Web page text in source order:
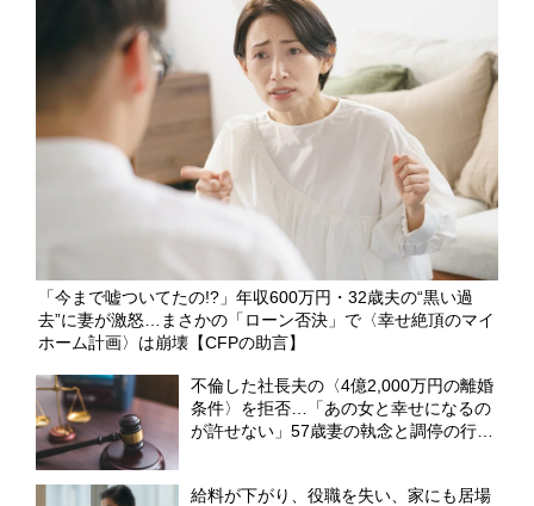
「今まで嘘ついてたの!?」年収600万円・32歳夫の“黒い過
去”に妻が激怒…まさかの「ローン否決」で〈幸せ絶頂のマイ
ホーム計画〉は崩壊【CFPの助言】
不倫した社長夫の〈4億2,000万円の離婚
条件〉を拒否…「あの女と幸せになるの
が許せない」57歳妻の執念と調停の行方
給料が下がり、役職を失い、家にも居場